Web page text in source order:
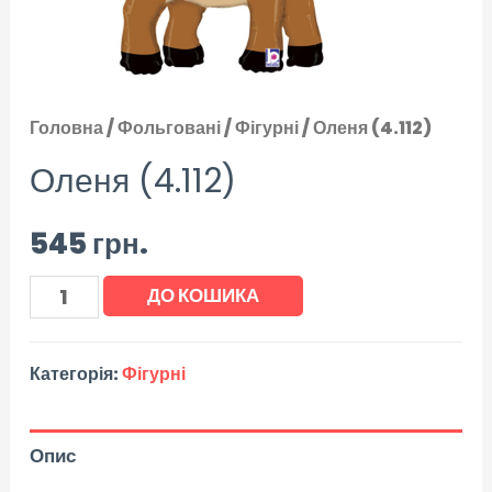
Головна/Фольговані/Фігурні/ Оленя (4.112)
Оленя (4.112)
545грн.
ДО КОШИКА
Категорія:Фігурні
Опис